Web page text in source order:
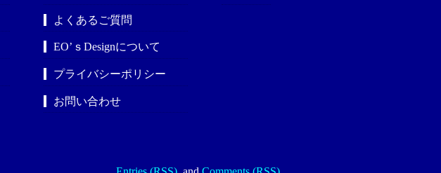
よくあるご質問
EO’ｓDesignについて
プライバシーポリシー
お問い合わせ